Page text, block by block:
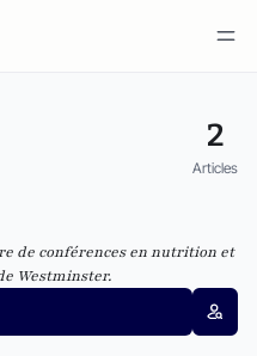
2
Articles
de conférences en nutrition et
Westminster.